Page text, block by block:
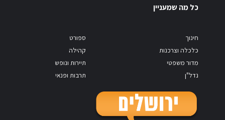
כל מה שמעניין
חינוך
כלכלה וצרכנות
מדור משפטי
נדל"ן
ספורט
קהילה
תיירות ונופש
תרבות ופנאי